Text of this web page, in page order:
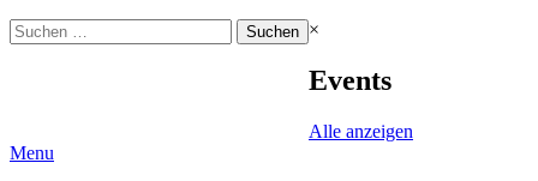
Suchen
nach:
×
Events
Alle anzeigen
Menu